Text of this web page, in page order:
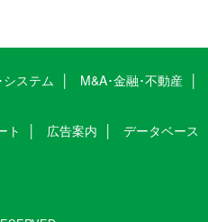
ステム M&A･金融･不動産
ト 広告案内 データベース